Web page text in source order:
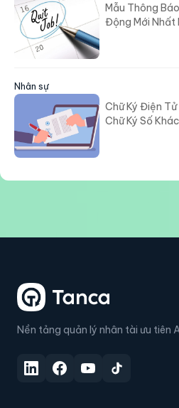
Mẫu Thông
Động Mới Nhất
Nhân sự
Chữ Ký Điện
Chữ Ký Số
Nền tảng quản lý nhân tài ưu tiên